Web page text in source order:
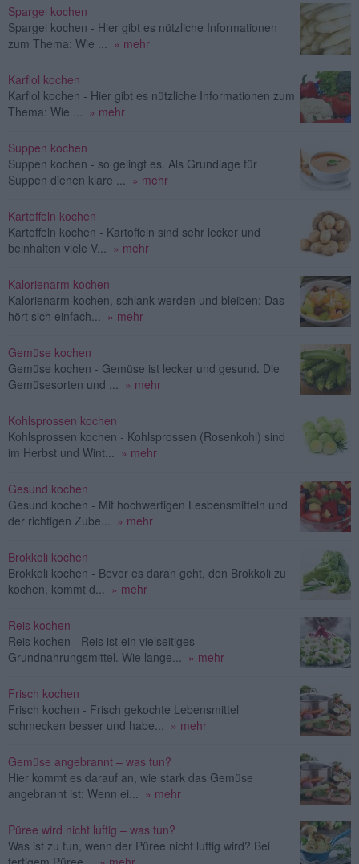
Spargel kochen
Spargel kochen - Hier gibt es nützliche Informationen
zum Thema: Wie ...
» mehr
Karfiol kochen
Karfiol kochen - Hier gibt es nützliche Informationen zum
Thema: Wie ...
» mehr
Suppen kochen
Suppen kochen - so gelingt es. Als Grundlage für
Suppen dienen klare ...
» mehr
Kartoffeln kochen
Kartoffeln kochen - Kartoffeln sind sehr lecker und
beinhalten viele V...
» mehr
Kalorienarm kochen
Kalorienarm kochen, schlank werden und bleiben: Das
hört sich einfach...
» mehr
Gemüse kochen
Gemüse kochen - Gemüse ist lecker und gesund. Die
Gemüsesorten und ...
» mehr
Kohlsprossen kochen
Kohlsprossen kochen - Kohlsprossen (Rosenkohl) sind
im Herbst und Wint...
» mehr
Gesund kochen
Gesund kochen - Mit hochwertigen Lesbensmitteln und
der richtigen Zube...
» mehr
Brokkoli kochen
Brokkoli kochen - Bevor es daran geht, den Brokkoli zu
kochen, kommt d...
» mehr
Reis kochen
Reis kochen - Reis ist ein vielseitiges
Grundnahrungsmittel. Wie lange...
» mehr
Frisch kochen
Frisch kochen - Frisch gekochte Lebensmittel
schmecken besser und habe...
» mehr
Gemüse angebrannt – was tun?
Hier kommt es darauf an, wie stark das Gemüse
angebrannt ist: Wenn ei...
» mehr
Püree wird nicht luftig – was tun?
Was ist zu tun, wenn der Püree nicht luftig wird? Bei